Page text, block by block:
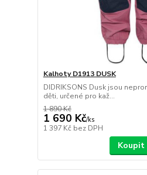
Kalhoty D1913 DUSK
DIDRIKSONS Dusk jsou
děti, určené pro kaž...
1 890 Kč
1 690 Kč/ks
1 397 Kč bez DPH
Koupit